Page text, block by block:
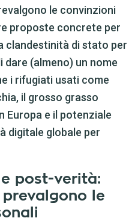
le convinzioni
proposte concrete per
clandestinità di stato per
dare (almeno) un nome
i rifugiati usati come
il grosso grasso
Europa e il potenziale
digitale globale per
post-verità:
le